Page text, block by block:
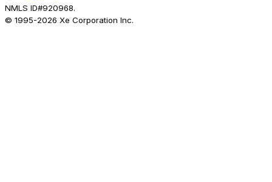
NMLS ID#920968.
© 1995-2026 Xe Corporation Inc.